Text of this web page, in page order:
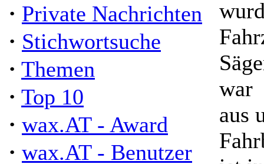
· Private Nachrichten
· Stichwortsuche
· Themen
· Top 10
· wax.AT - Award
· wax.AT - Benutzer
war
aus